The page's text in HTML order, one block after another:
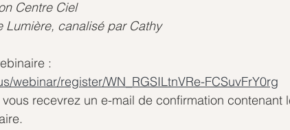
Centre Ciel
Lumière, canalisé par Cathy
:
webinar/register/WN_RGSILtnVRe-FCSuvFrY0rg
recevrez un e-mail de confirmation contenant